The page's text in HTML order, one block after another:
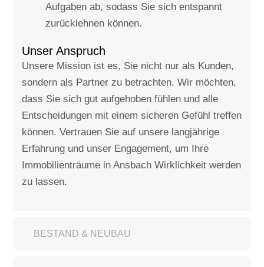
BESTAND & NEUBAU
Aufgaben ab, sodass Sie sich entspannt
zurücklehnen können.
Unser Anspruch
Unsere Mission ist es, Sie nicht nur als Kunden,
sondern als Partner zu betrachten. Wir möchten,
dass Sie sich gut aufgehoben fühlen und alle
Entscheidungen mit einem sicheren Gefühl treffen
können. Vertrauen Sie auf unsere langjährige
Erfahrung und unser Engagement, um Ihre
Immobilienträume in Ansbach Wirklichkeit werden
zu lassen.